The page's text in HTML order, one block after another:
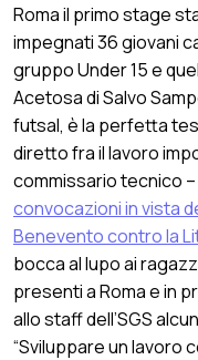
Roma il primo stage
impegnati 36 giovani
gruppo Under 15 e
Acetosa di Salvo
futsal, è la perfetta
diretto fra il lavoro
commissario tecnico –
convocazioni in vista
Benevento contro la
bocca al lupo ai
presenti a Roma e in
allo staff dell’SGS
“Sviluppare un lavoro